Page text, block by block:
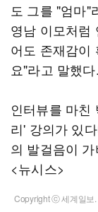
도 그를 "엄마"
영남 이모처럼
어도 존재감이
요"라고 말했다.
인터뷰를 마친
리' 강의가 있
의 발걸음이
<뉴시스>
Copyright ⓒ 세계일보.